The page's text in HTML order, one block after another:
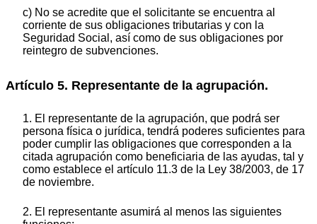
c) No se acredite que el solicitante se encuentra al
corriente de sus obligaciones tributarias y con la
Seguridad Social, así como de sus obligaciones por
reintegro de subvenciones.
Artículo 5. Representante de la agrupación.
1. El representante de la agrupación, que podrá ser
persona física o jurídica, tendrá poderes suficientes para
poder cumplir las obligaciones que corresponden a la
citada agrupación como beneficiaria de las ayudas, tal y
como establece el artículo 11.3 de la Ley 38/2003, de 17
de noviembre.
2. El representante asumirá al menos las siguientes